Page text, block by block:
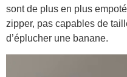
sont de plus en plus
zipper, pas capables de
d’éplucher une banane.